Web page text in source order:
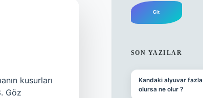
kusurları
Göz
SON YAZILAR
Kandaki alyuvar fazla
olursa ne olur ?